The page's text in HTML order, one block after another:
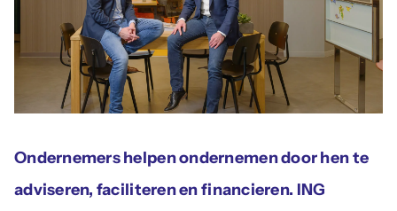
Actueel
Contact
Ondernemers helpen ondernemen door hen te
adviseren, faciliteren en financieren. ING